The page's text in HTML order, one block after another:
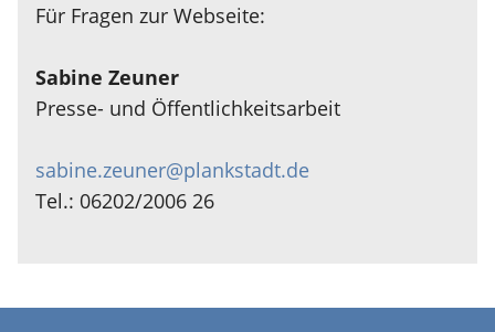
Für Fragen zur Webseite:
Sabine Zeuner
Presse- und Öffentlichkeitsarbeit
sabine.zeuner@plankstadt.de
Tel.: 06202/2006 26